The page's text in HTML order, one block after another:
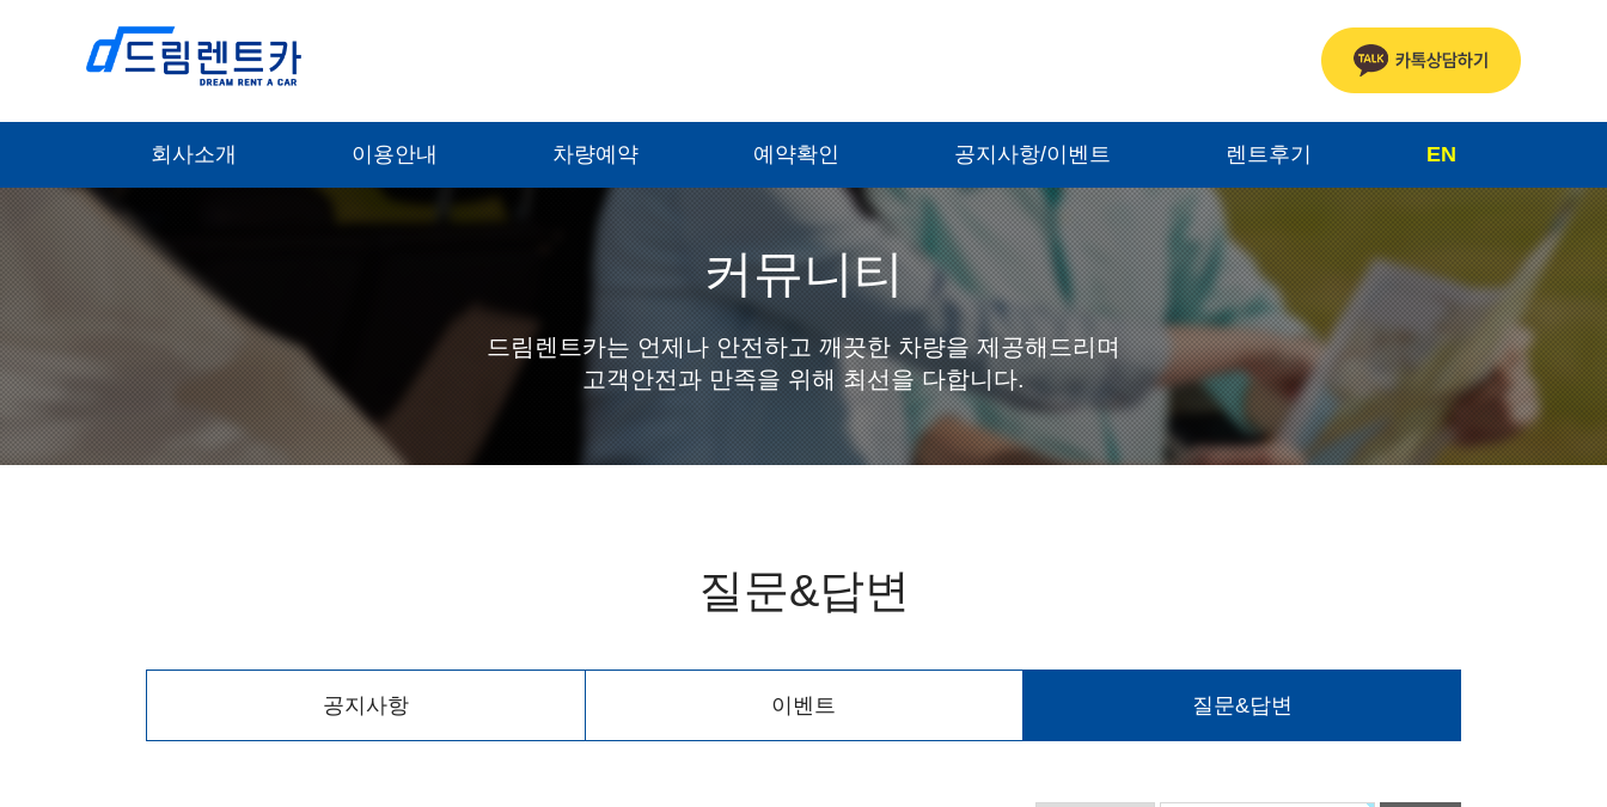
회사소개 이용안내 차량예약 예약확인 공지사항/이벤트 렌트후기 EN
커뮤니티
드림렌트카는 언제나 안전하고 깨끗한 차량을 제공해드리며
고객안전과 만족을 위해 최선을 다합니다.
질문&답변
공지사항 이벤트 질문&답변